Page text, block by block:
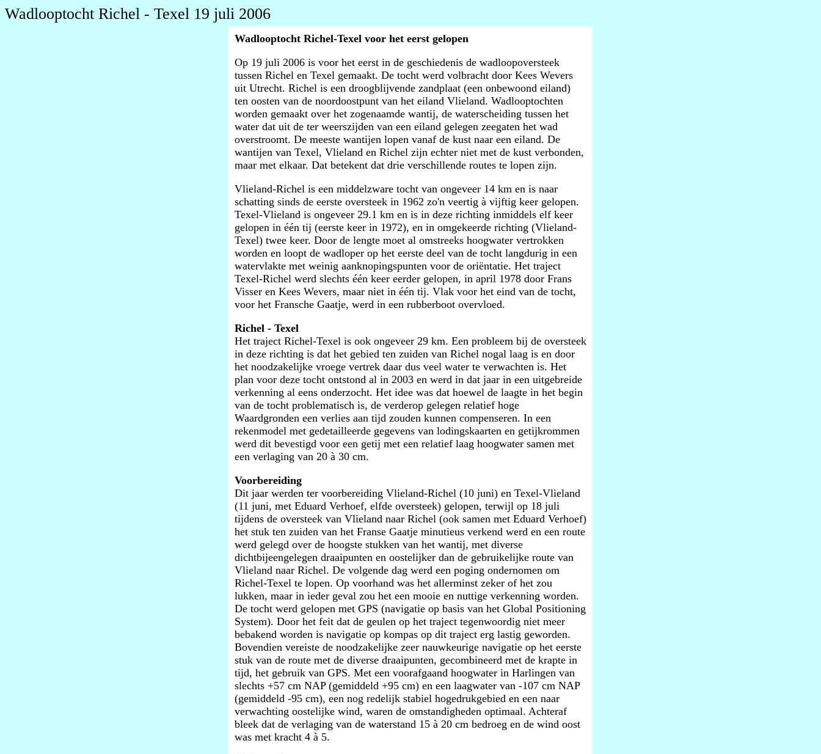
Wadlooptocht Richel - Texel 19 juli 2006
Wadlooptocht Richel-Texel voor het eerst gelopen
Op 19 juli 2006 is voor het eerst in de geschiedenis de wadloopoversteek
tussen Richel en Texel gemaakt. De tocht werd volbracht door Kees Wevers
uit Utrecht. Richel is een droogblijvende zandplaat (een onbewoond eiland)
ten oosten van de noordoostpunt van het eiland Vlieland. Wadlooptochten
worden gemaakt over het zogenaamde wantij, de waterscheiding tussen het
water dat uit de ter weerszijden van een eiland gelegen zeegaten het wad
overstroomt. De meeste wantijen lopen vanaf de kust naar een eiland. De
wantijen van Texel, Vlieland en Richel zijn echter niet met de kust verbonden,
maar met elkaar. Dat betekent dat drie verschillende routes te lopen zijn.
Vlieland-Richel is een middelzware tocht van ongeveer 14 km en is naar
schatting sinds de eerste oversteek in 1962 zo'n veertig à vijftig keer gelopen.
Texel-Vlieland is ongeveer 29.1 km en is in deze richting inmiddels elf keer
gelopen in één tij (eerste keer in 1972), en in omgekeerde richting (Vlieland-
Texel) twee keer. Door de lengte moet al omstreeks hoogwater vertrokken
worden en loopt de wadloper op het eerste deel van de tocht langdurig in een
watervlakte met weinig aanknopingspunten voor de oriëntatie. Het traject
Texel-Richel werd slechts één keer eerder gelopen, in april 1978 door Frans
Visser en Kees Wevers, maar niet in één tij. Vlak voor het eind van de tocht,
voor het Fransche Gaatje, werd in een rubberboot overvloed.
Richel - Texel
Het traject Richel-Texel is ook ongeveer 29 km. Een probleem bij de oversteek
in deze richting is dat het gebied ten zuiden van Richel nogal laag is en door
het noodzakelijke vroege vertrek daar dus veel water te verwachten is. Het
plan voor deze tocht ontstond al in 2003 en werd in dat jaar in een uitgebreide
verkenning al eens onderzocht. Het idee was dat hoewel de laagte in het begin
van de tocht problematisch is, de verderop gelegen relatief hoge
Waardgronden een verlies aan tijd zouden kunnen compenseren. In een
rekenmodel met gedetailleerde gegevens van lodingskaarten en getijkrommen
werd dit bevestigd voor een getij met een relatief laag hoogwater samen met
een verlaging van 20 à 30 cm.
Voorbereiding
Dit jaar werden ter voorbereiding Vlieland-Richel (10 juni) en Texel-Vlieland
(11 juni, met Eduard Verhoef, elfde oversteek) gelopen, terwijl op 18 juli
tijdens de oversteek van Vlieland naar Richel (ook samen met Eduard Verhoef)
het stuk ten zuiden van het Franse Gaatje minutieus verkend werd en een route
werd gelegd over de hoogste stukken van het wantij, met diverse
dichtbijeengelegen draaipunten en oostelijker dan de gebruikelijke route van
Vlieland naar Richel. De volgende dag werd een poging ondernomen om
Richel-Texel te lopen. Op voorhand was het allerminst zeker of het zou
lukken, maar in ieder geval zou het een mooie en nuttige verkenning worden.
De tocht werd gelopen met GPS (navigatie op basis van het Global Positioning
System). Door het feit dat de geulen op het traject tegenwoordig niet meer
bebakend worden is navigatie op kompas op dit traject erg lastig geworden.
Bovendien vereiste de noodzakelijke zeer nauwkeurige navigatie op het eerste
stuk van de route met de diverse draaipunten, gecombineerd met de krapte in
tijd, het gebruik van GPS. Met een voorafgaand hoogwater in Harlingen van
slechts +57 cm NAP (gemiddeld +95 cm) en een laagwater van -107 cm NAP
(gemiddeld -95 cm), een nog redelijk stabiel hogedrukgebied en een naar
verwachting oostelijke wind, waren de omstandigheden optimaal. Achteraf
bleek dat de verlaging van de waterstand 15 à 20 cm bedroeg en de wind oost
was met kracht 4 à 5.